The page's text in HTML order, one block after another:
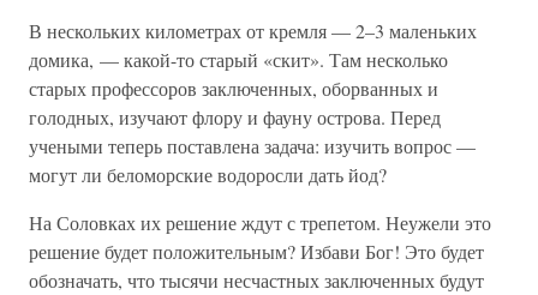
В нескольких километрах от кремля — 2–3 маленьких
домика, — какой-то старый «скит». Там несколько
старых профессоров заключенных, оборванных и
голодных, изучают флору и фауну острова. Перед
учеными теперь поставлена задача: изучить вопрос —
могут ли беломорские водоросли дать йод?
На Соловках их решение ждут с трепетом. Неужели это
решение будет положительным? Избави Бог! Это будет
обозначать, что тысячи несчастных заключенных будут